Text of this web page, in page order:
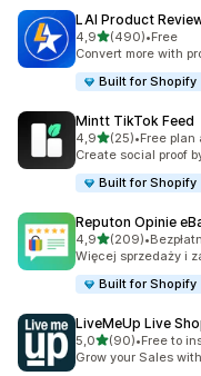
LAI Product
4,9na 5 gwiazdek
(490)
Łączna liczba
•Free
Convert more with
Built for Shopify
Mintt TikTok Feed
4,9na 5 gwiazdek
(25)
Łączna liczba
•Free plan
Create social proof
Built for Shopify
Reputon Opinie
4,9na 5 gwiazdek
(209)
Łączna liczba
•
Więcej sprzedaży i
Built for Shopify
LiveMeUp Live
5,0na 5 gwiazdek
(90)
Łączna liczba
•Free to
Grow your Sales